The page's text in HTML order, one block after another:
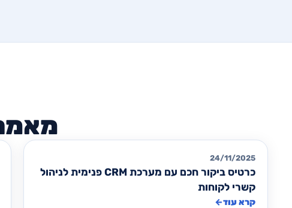
כרטיסי ביקור
24/11/2025
כרטיס ביקור חכם עם מערכת CRM פנימית לניהול
קשרי לקוחות
קרא עוד←